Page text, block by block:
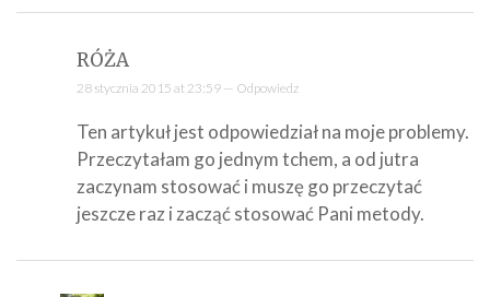
RÓŻA
28 stycznia 2015 at 23:59 — Odpowiedz
Ten artykuł jest odpowiedział na moje problemy.
Przeczytałam go jednym tchem, a od jutra
zaczynam stosować i muszę go przeczytać
jeszcze raz i zacząć stosować Pani metody.